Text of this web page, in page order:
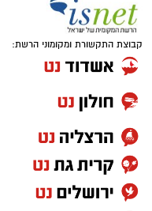
קבוצת התקשורת ומקומוני הרשת: